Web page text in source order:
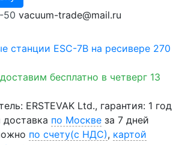
50 vacuum-trade@mail.ru
бесплатно в четверг 13
ERSTEVAK Ltd., гарантия: 1 год
доставка по Москве за 7 дней
по счету(с НДС), картой